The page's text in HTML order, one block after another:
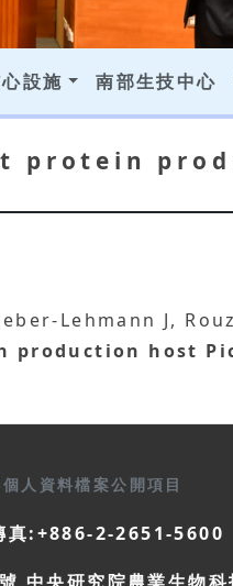
設施 南部生技中心
protein
Lehmann J,
production host
人資料檔案公開項目
真:+886-2-2651-5600